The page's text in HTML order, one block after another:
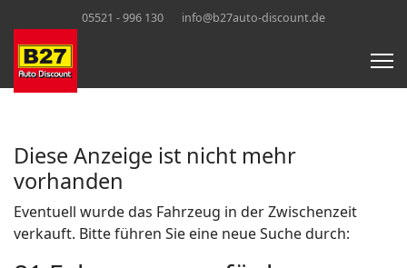
05521 - 996 130 info@b27auto-discount.de
Diese Anzeige ist nicht mehr
vorhanden
Eventuell wurde das Fahrzeug in der Zwischenzeit
verkauft. Bitte führen Sie eine neue Suche durch: